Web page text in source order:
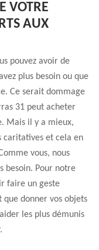
VOTRE
AUX
pouvez avoir de
plus besoin ou que
Ce serait dommage
31 peut acheter
Mais il y a mieux,
caritatives et cela en
vous, nous
besoin. Pour notre
faire un geste
donner vos objets
les plus démunis